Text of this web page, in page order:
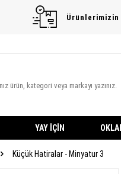
Ürünlerimizin
YAY İÇIN
Küçük Hatiralar - Minyatur 3